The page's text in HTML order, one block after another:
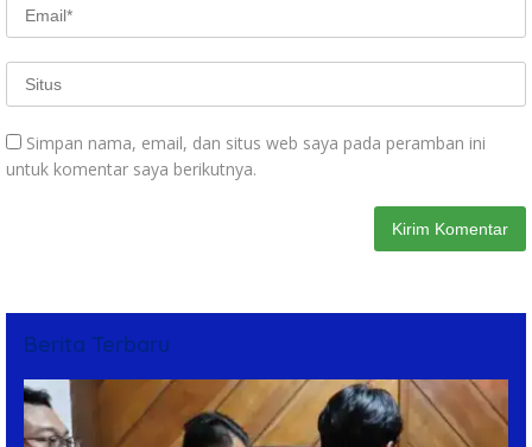
Simpan nama, email, dan situs web saya pada peramban ini
untuk komentar saya berikutnya.
Berita Terbaru